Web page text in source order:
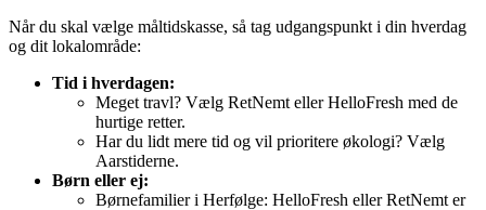
Når du skal vælge måltidskasse, så tag udgangspunkt i din hverdag
og dit lokalområde:
Tid i hverdagen:
Meget travl? Vælg RetNemt eller HelloFresh med de
hurtige retter.
Har du lidt mere tid og vil prioritere økologi? Vælg
Aarstiderne.
Børn eller ej:
Børnefamilier i Herfølge: HelloFresh eller RetNemt er